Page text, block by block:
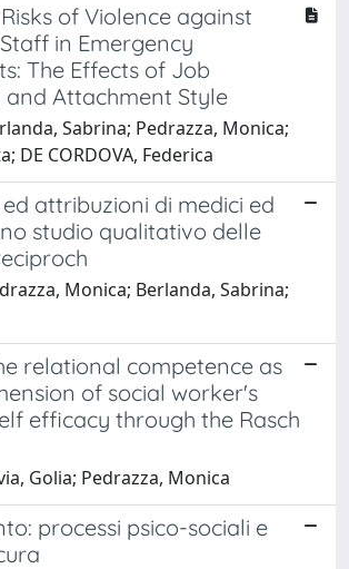
of Violence against
in Emergency
The Effects of Job
and Attachment Style
Sabrina; Pedrazza, Monica;
DE CORDOVA, Federica
attribuzioni di medici ed
studio qualitativo delle
Monica; Berlanda, Sabrina;
relational competence as
of social worker's
efficacy through the Rasch
Golia; Pedrazza, Monica
processi psico-sociali e